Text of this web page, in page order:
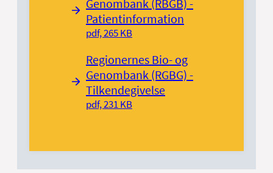
Genombank (RBGB) -
Patientinformation
pdf, 265 KB
Regionernes Bio- og
Genombank (RGBG) -
Tilkendegivelse
pdf, 231 KB